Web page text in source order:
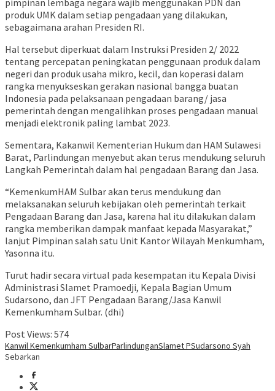
pimpinan lembaga negara wajib menggunakan PDN dan
produk UMK dalam setiap pengadaan yang dilakukan,
sebagaimana arahan Presiden RI.
Hal tersebut diperkuat dalam Instruksi Presiden 2/ 2022
tentang percepatan peningkatan penggunaan produk dalam
negeri dan produk usaha mikro, kecil, dan koperasi dalam
rangka menyukseskan gerakan nasional bangga buatan
Indonesia pada pelaksanaan pengadaan barang/ jasa
pemerintah dengan mengalihkan proses pengadaan manual
menjadi elektronik paling lambat 2023.
Sementara, Kakanwil Kementerian Hukum dan HAM Sulawesi
Barat, Parlindungan menyebut akan terus mendukung seluruh
Langkah Pemerintah dalam hal pengadaan Barang dan Jasa.
“KemenkumHAM Sulbar akan terus mendukung dan
melaksanakan seluruh kebijakan oleh pemerintah terkait
Pengadaan Barang dan Jasa, karena hal itu dilakukan dalam
rangka memberikan dampak manfaat kepada Masyarakat,”
lanjut Pimpinan salah satu Unit Kantor Wilayah Menkumham,
Yasonna itu.
Turut hadir secara virtual pada kesempatan itu Kepala Divisi
Administrasi Slamet Pramoedji, Kepala Bagian Umum
Sudarsono, dan JFT Pengadaan Barang/Jasa Kanwil
Kemenkumham Sulbar. (dhi)
Post Views: 574
Kanwil Kemenkumham SulbarParlindunganSlamet PSudarsono Syah
Sebarkan